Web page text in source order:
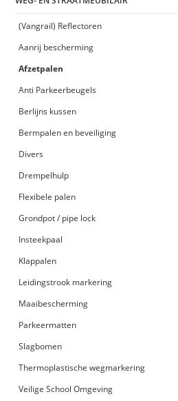
(Vangrail) Reflectoren
Aanrij bescherming
Afzetpalen
Anti Parkeerbeugels
Berlijns kussen
Bermpalen en beveiliging
Divers
Drempelhulp
Flexibele palen
Grondpot / pipe lock
Insteekpaal
Klappalen
Leidingstrook markering
Maaibescherming
Parkeermatten
Slagbomen
Thermoplastische wegmarkering
Veilige School Omgeving